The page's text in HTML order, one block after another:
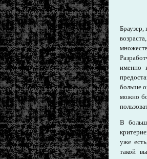
Браузер,
именно
больше
можно
В
уже
такой